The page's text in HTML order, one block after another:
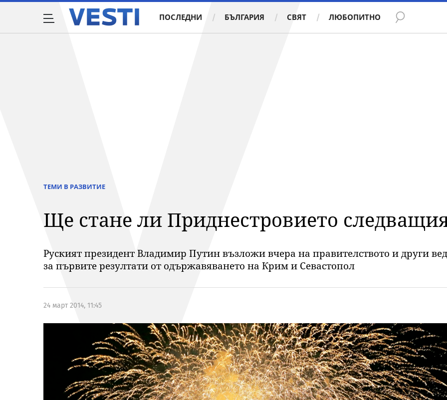
ПОСЛЕДНИ БЪЛГАРИЯ СВЯТ ЛЮБОПИТНО
ТЕМИ В РАЗВИТИЕ
Ще стане ли Приднестровието
Руският президент Владимир Путин възложи вчера на правителството и други
за първите резултати от одържавяването на Крим и Севастопол
24 март 2014, 11:45